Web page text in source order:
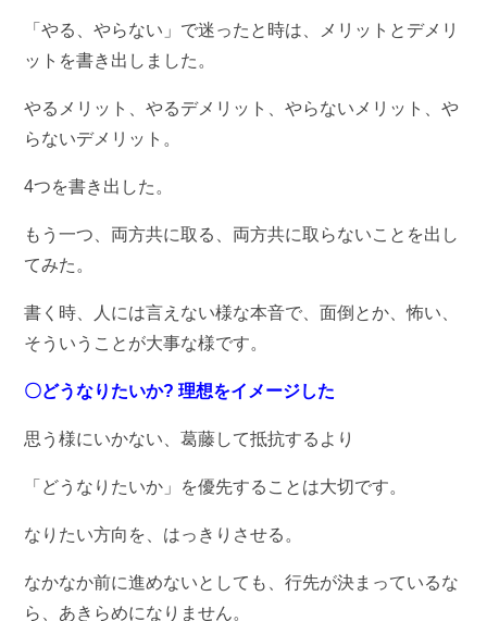
「やる、やらない」で迷ったと時は、メリットとデメリ
ットを書き出しました。
やるメリット、やるデメリット、やらないメリット、や
らないデメリット。
4つを書き出した。
もう一つ、両方共に取る、両方共に取らないことを出し
てみた。
書く時、人には言えない様な本音で、面倒とか、怖い、
そういうことが大事な様です。
〇どうなりたいか? 理想をイメージした
思う様にいかない、葛藤して抵抗するより
「どうなりたいか」を優先することは大切です。
なりたい方向を、はっきりさせる。
なかなか前に進めないとしても、行先が決まっているな
ら、あきらめになりません。